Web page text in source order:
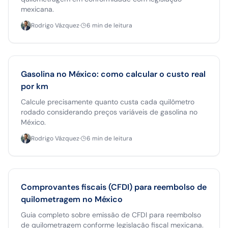
mexicana.
Rodrigo Vázquez· 6 min de leitura
Gasolina no México: como calcular o custo real
por km
Calcule precisamente quanto custa cada quilômetro
rodado considerando preços variáveis de gasolina no
México.
Rodrigo Vázquez· 6 min de leitura
Comprovantes fiscais (CFDI) para reembolso de
quilometragem no México
Guia completo sobre emissão de CFDI para reembolso
de quilometragem conforme legislação fiscal mexicana.